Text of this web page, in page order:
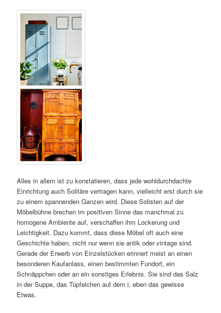
Alles in allem ist zu konstatieren, dass jede wohldurchdachte
Einrichtung auch Solitäre vertragen kann, vielleicht erst durch sie
zu einem spannenden Ganzen wird. Diese Solisten auf der
Möbelbühne brechen im positiven Sinne das manchmal zu
homogene Ambiente auf, verschaffen ihm Lockerung und
Leichtigkeit. Dazu kommt, dass diese Möbel oft auch eine
Geschichte haben, nicht nur wenn sie antik oder vintage sind.
Gerade der Erwerb von Einzelstücken erinnert meist an einen
besonderen Kaufanlass, einen bestimmten Fundort, ein
Schnäppchen oder an ein sonstiges Erlebnis. Sie sind das Salz
in der Suppe, das Tüpfelchen auf dem i, eben das gewisse
Etwas.